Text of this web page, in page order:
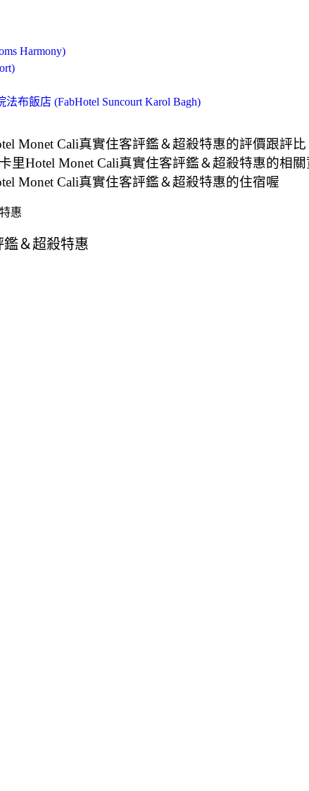
Harmony)
布飯店 (FabHotel Suncourt Karol Bagh)
Monet Cali真實住客評鑑＆超殺特惠的評價跟評
里Hotel Monet Cali真實住客評鑑＆超殺特惠的相
Monet Cali真實住客評鑑＆超殺特惠的住宿喔
惠